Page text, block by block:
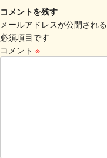
コメントを残す
メールアドレスが公開され
必須項目です
コメント ※